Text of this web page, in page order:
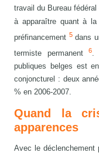
travail du Bureau
à apparaître quant à
préfinancement 5dans
termiste permanent 6.
publiques belges est
conjoncturel : deux
% en 2006-2007.
Quand la
apparences
Avec le déclenchement